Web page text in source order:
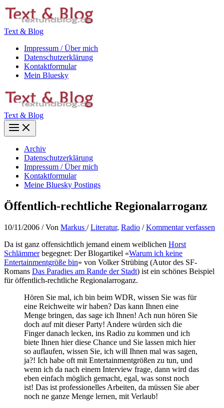
Zum
Inhalt
Text & Blog
Impressum / Über mich
Datenschutzerklärung
Kontaktformular
Mein Bluesky
Text & Blog
Main
Menu
Archiv
Datenschutzerklärung
Impressum / Über mich
Kontaktformular
Meine Bluesky Postings
Öffentlich-rechtliche Regionalarroganz
10/11/2006 / Von Markus /Literatur, Radio /Kommentar verfassen
Da ist ganz offensichtlich jemand einem weiblichen Horst
Schlämmerbegegnet: Der Blogartikel «Warum ich keine
Entertainmentgröße bin» von Volker Strübing (Autor des SF-
Romans Das Paradies am Rande der Stadt) ist ein schönes Beispiel
für öffentlich-rechtliche Regionalarroganz.
Hören Sie mal, ich bin beim WDR, wissen Sie was für
eine Reichweite wir haben? Das kann Ihnen eine
Menge bringen, das sage ich Ihnen! Ach nun hören Sie
doch auf mit dieser Party! Andere würden sich die
Finger danach lecken, ins Radio zu kommen und ich
biete Ihnen hier diese Chance und Sie lassen mich hier
so auflaufen, wissen Sie, ich will Ihnen mal was sagen,
ja?! Ich habe oft mit Entertainmentgrößen zu tun, und
wenn ich da nach einem Interview frage, dann wird das
eben einfach möglich gemacht, egal, was sonst noch
ist! Das ist professionelles Arbeiten, da müssen Sie aber
noch ne ganze Menge lernen, mit Verlaub!